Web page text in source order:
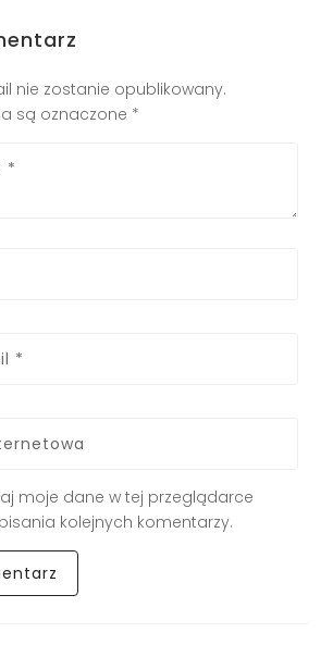
nie zostanie opublikowany.
są oznaczone *
moje dane w tej przeglądarce
kolejnych komentarzy.